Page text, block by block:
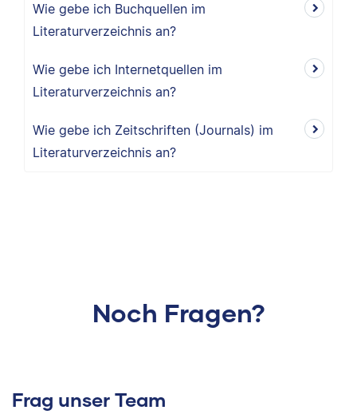
Wie gebe ich Buchquellen im
Literaturverzeichnis an?
Wie gebe ich Internetquellen im
Literaturverzeichnis an?
Wie gebe ich Zeitschriften (Journals) im
Literaturverzeichnis an?
Noch Fragen?
Frag unser Team